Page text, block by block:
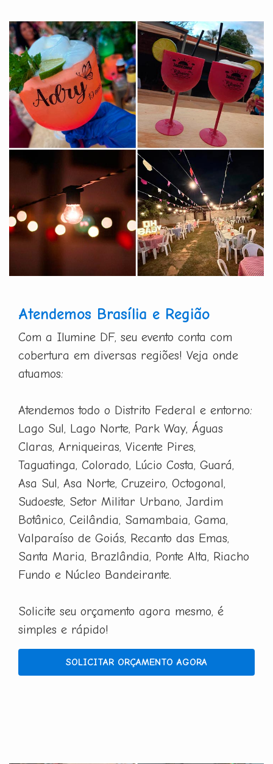
Atendemos Brasília e Região
Com a Ilumine DF, seu evento conta com
cobertura em diversas regiões! Veja onde
atuamos:
Atendemos todo o Distrito Federal e entorno:
Lago Sul, Lago Norte, Park Way, Águas
Claras, Arniqueiras, Vicente Pires,
Taguatinga, Colorado, Lúcio Costa, Guará,
Asa Sul, Asa Norte, Cruzeiro, Octogonal,
Sudoeste, Setor Militar Urbano, Jardim
Botânico, Ceilândia, Samambaia, Gama,
Valparaíso de Goiás, Recanto das Emas,
Santa Maria, Brazlândia, Ponte Alta, Riacho
Fundo e Núcleo Bandeirante.
Solicite seu orçamento agora mesmo, é
simples e rápido!
SOLICITAR ORÇAMENTO AGORA